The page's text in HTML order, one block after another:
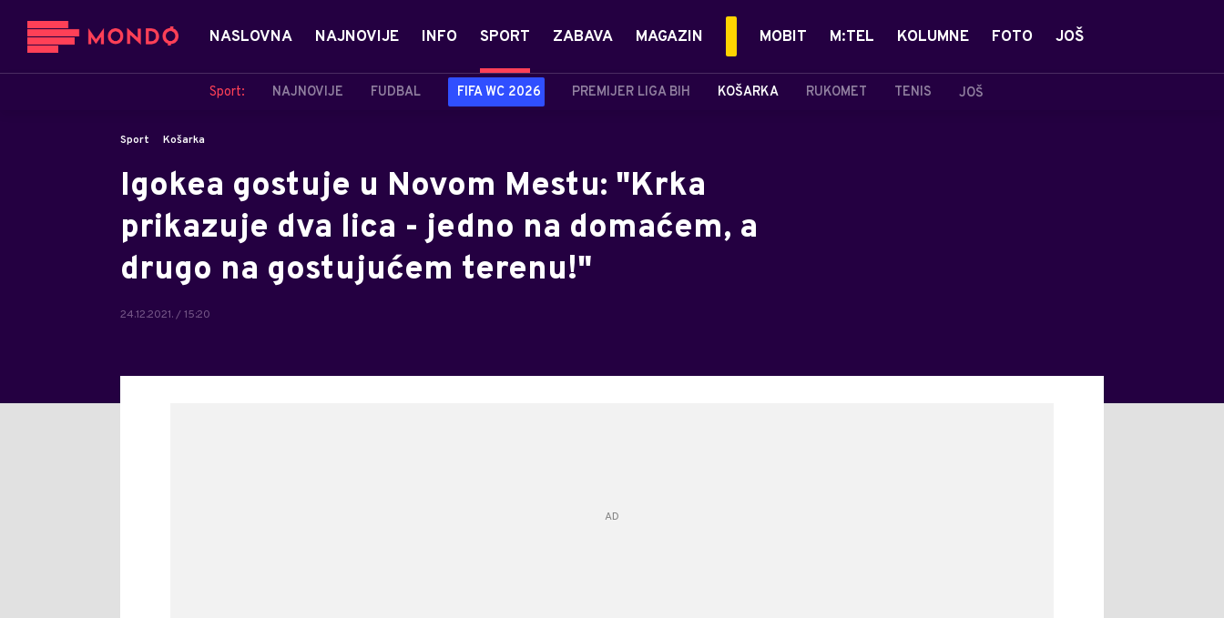
NASLOVNA NAJNOVIJE INFO SPORT
Sport: NAJNOVIJE FUDBAL FIFA WC 2026 PREMIJER LIGA BIH KOŠARKA RUKOMET TENIS JOŠ
ZABAVA MAGAZIN MOBIT M:TEL KOLUMNE FOTO JOŠ
Sport Košarka
Igokea gostuje u Novom Mestu: "Krka
prikazuje dva lica - jedno na domaćem, a
drugo na gostujućem terenu!"
24.12.2021. / 15:20